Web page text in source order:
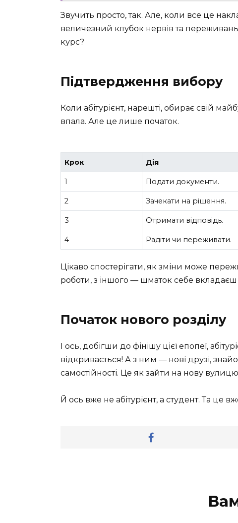
Звучить просто, так. Але, коли все це
величезний клубок нервів та
курс?
Підтвердження вибору
Коли абітурієнт, нарешті, обирає свій
впала. Але це лише початок.
Крок Дія
1 Подати документи.
2 Зачекати на рішення.
3 Отримати відповідь.
4 Радіти чи переживати.
Цікаво спостерігати, як зміни може
роботи, з іншого — шматок себе вкладаєш
Початок нового розділу
І ось, добігши до фінішу цієї епопеї,
відкривається! А з ним — нові друзі,
самостійності. Це як зайти на нову
Й ось вже не абітурієнт, а студент. Та це